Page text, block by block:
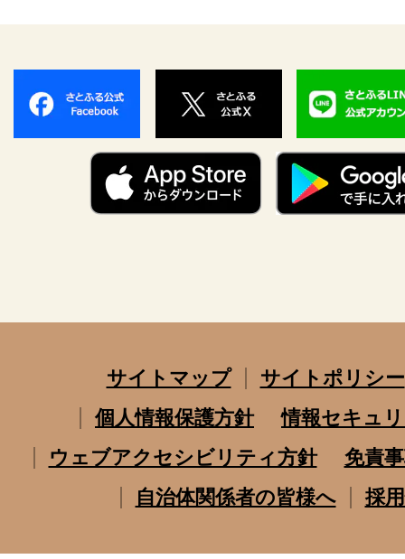
サイトマップ
サイトポリシー
個人情報保護方針
情報セキュ
ウェブアクセシビリティ方針
免責
自治体関係者の皆様へ
採